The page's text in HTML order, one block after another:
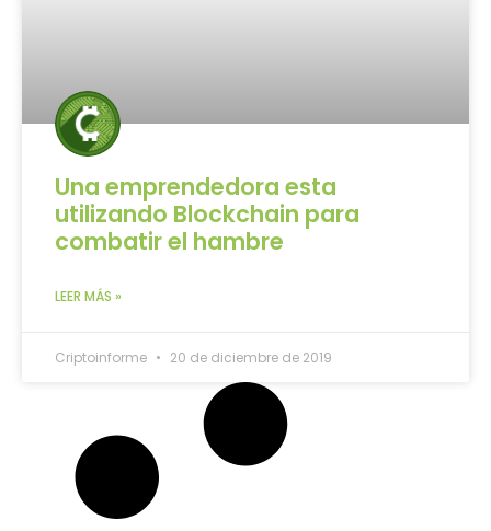
Una emprendedora esta
utilizando Blockchain para
combatir el hambre
LEER MÁS »
Criptoinforme 20 de diciembre de 2019